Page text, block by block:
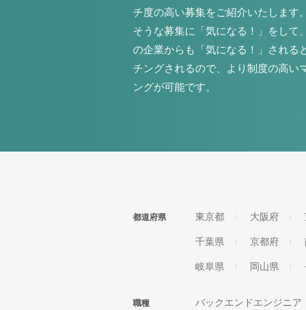
チ度の高い募集をご紹介いたします
そうな募集に「気になる！」をして
の企業からも「気になる！」される
チングされるので、より制度の高い
ングが可能です。
都道府県 東京都 大阪府
千葉県 京都府
岐阜県 岡山県
職種 バックエンドエンジニア